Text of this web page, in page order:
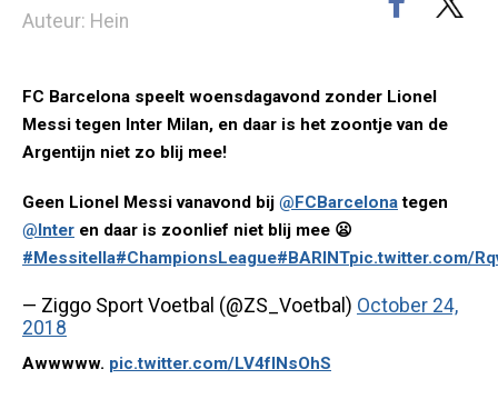
Auteur: Hein
FC Barcelona speelt woensdagavond zonder Lionel
Messi tegen Inter Milan, en daar is het zoontje van de
Argentijn niet zo blij mee!
Geen Lionel Messi vanavond bij @FCBarcelonategen
@Inter en daar is zoonlief niet blij mee 😦
#Messitella#ChampionsLeague#BARINTpic.twitter.com/
— Ziggo Sport Voetbal (@ZS_Voetbal) October 24,
2018
Awwwww. pic.twitter.com/LV4fINsOhS